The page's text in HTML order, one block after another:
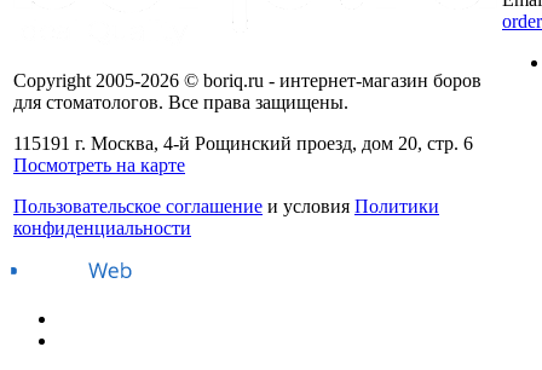
Copyright 2005-2026 © boriq.ru - интернет-магазин боров
для стоматологов. Все права защищены.
115191 г. Москва, 4-й Рощинский проезд, дом 20, стр. 6
Посмотреть на карте
Пользовательское соглашение и условия Политики
конфиденциальности